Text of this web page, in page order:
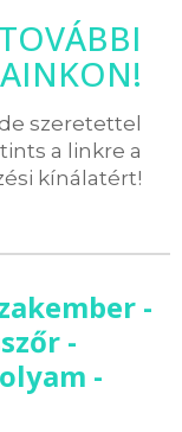
szeretettel
a linkre a
kínálatért!
-
-
-